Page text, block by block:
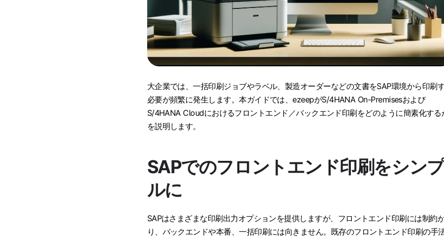
大企業では、一括印刷ジョブやラベル、製造オーダーなどの文書をSAP環境から印刷
必要が頻繁に発生します。本ガイドでは、ezeepがS/4HANA On-Premisesおよび
S/4HANA Cloudにおけるフロントエンド／バックエンド印刷をどのように簡素化する
を説明します。
SAPでのフロントエンド印刷をシンプ
ルに
SAPはさまざまな印刷出力オプションを提供しますが、フロントエンド印刷には制約
り、バックエンドや本番、一括印刷には向きません。既存のフロントエンド印刷の手